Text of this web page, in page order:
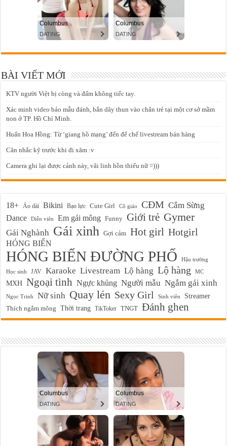
BÀI VIẾT MỚI
KTV người Việt bị còng và đấm không tiếc tay.
Xác minh video bảo mẫu đánh, bắn dây thun vào chân trẻ tại một cơ sở mầm
non ở TP. Hồ Chí Minh.
Huấn Hoa Hồng: Từ ‘giang hồ mạng’ đến đế chế livestream bán hàng
Cân nhắc kỹ trước khi đi xăm :v
Camera ghi lại được cảnh này, vãi linh hồn thiếu nữ =)))
18+ Áo dài Bikini Bạo lực Cute Girl Cô giáo CĐM Cắm Sừng
Dance Diễn viên Em gái mông Funny Giới trẻ Gymer
Gái Nghành Gái xinh Gợi cảm Hot girl Hotgirl
HÓNG BIẾN
HÓNG BIẾN ĐƯỜNG PHỐ
Hậu trường
Học sinh
JAV Karaoke Livestream Lộ hàng Lộ hàng MC
MXH Ngoại tình Ngực khủng Người mẫu Ngắm gái xinh
Ngọc Trinh Nữ sinh Quay lén Sexy Girl Sinh viên Streamer
Thích ngắm mông Thời trang TikToker TNGT Đánh ghen